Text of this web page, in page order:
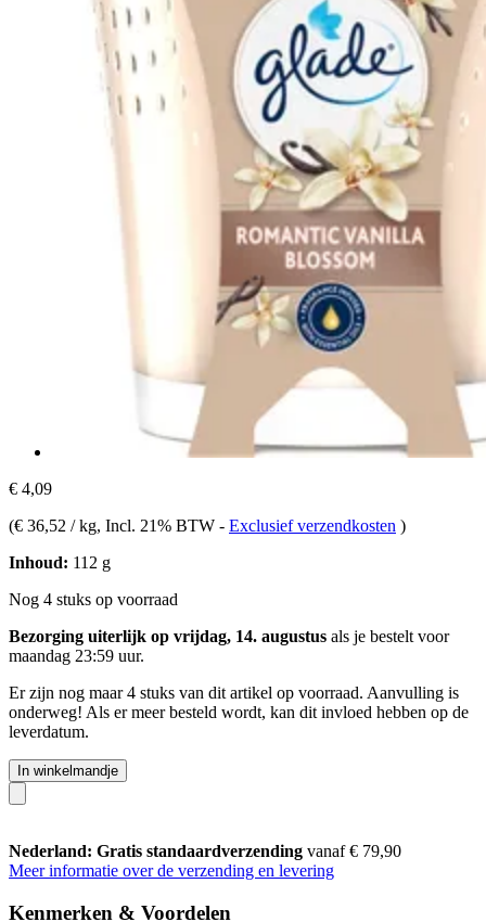
€ 4,09
(€ 36,52 / kg, Incl. 21% BTW - Exclusief verzendkosten )
Inhoud: 112 g
Nog 4 stuks op voorraad
Bezorging uiterlijk op vrijdag, 14. augustus als je bestelt voor
maandag 23:59 uur.
Er zijn nog maar 4 stuks van dit artikel op voorraad. Aanvulling is
onderweg! Als er meer besteld wordt, kan dit invloed hebben op de
leverdatum.
In winkelmandje
Nederland: Gratis standaardverzending vanaf € 79,90
Meer informatie over de verzending en levering
Kenmerken & Voordelen